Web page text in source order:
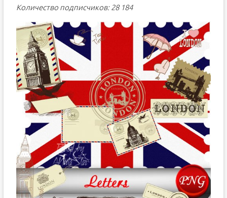
Количество подписчиков: 28 184